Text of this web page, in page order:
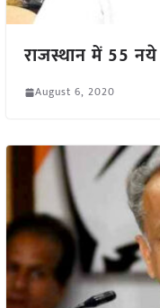
राजस्थान में 55
August 6, 2020